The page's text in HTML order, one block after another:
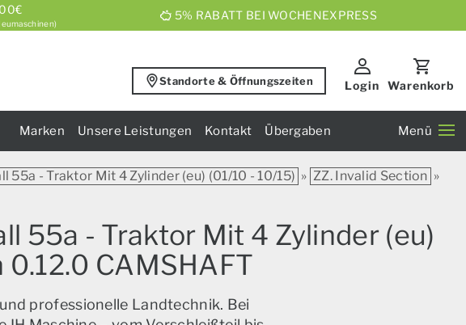
5% RABATT BEI WOCHENEXPRESS
Standorte & Öffnungszeiten Login Warenkorb
Marken Unsere Leistungen Kontakt Übergaben Menü
55a - Traktor Mit 4 Zylinder (eu) (01/10 - 10/15) » ZZ. Invalid Section »
55a - Traktor Mit 4 Zylinder (eu)
CAMSHAFT
professionelle Landtechnik. Bei